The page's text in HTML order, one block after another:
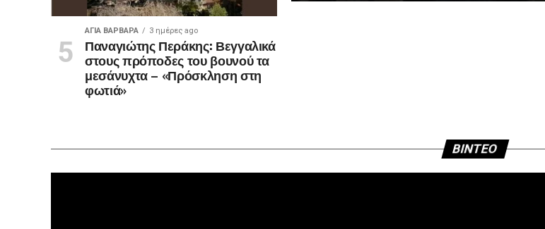
ΑΓΙΑ ΒΑΡΒΑΡΑ 3 ημέρες ago
Παναγιώτης Περάκης: Βεγγαλικά
στους πρόποδες του βουνού τα
μεσάνυχτα – «Πρόσκληση στη
φωτιά»
BINTEO